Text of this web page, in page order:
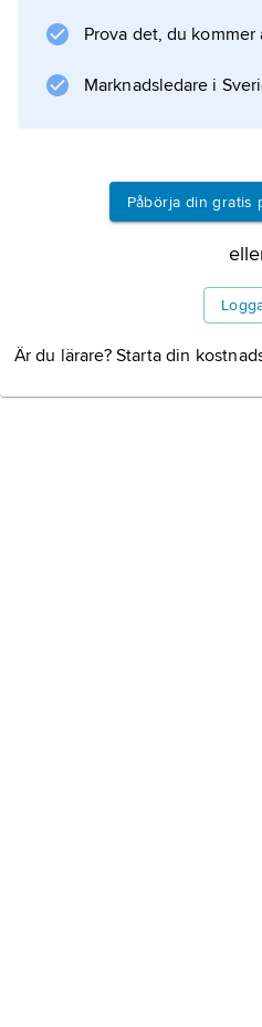
vilken man utgår
fördubblade antalet
Information om
Prova det, du
Marknadsledare i
Påbörja din gratis
Är du lärare? Starta din